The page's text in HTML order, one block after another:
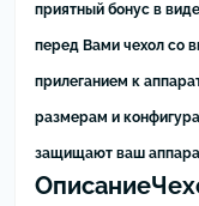
приятный бонус в
перед Вами чехол со
прилеганием к
размерам и
защищают ваш
Описание